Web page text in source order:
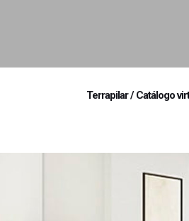
Terrapilar/Catálogo